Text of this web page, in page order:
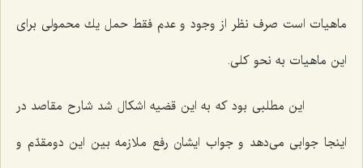
ماهیات است صرف نظر از وجود و عدم فقط حمل یك محمولى براى
این ماهیات به نحو كلى.
این مطلبى بود كه به این قضیه اشكال شد شارح مقاصد در
اینجا جوابى می‌دهد و جواب ایشان رفع ملازمه بین این دومقدّم و